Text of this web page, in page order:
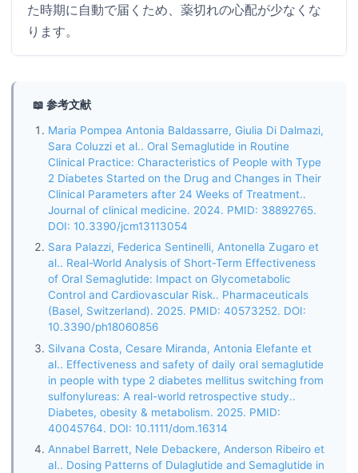
た時期に自動で届くため、薬切れの心配が少なくな
ります。
📖 参考文献
Maria Pompea Antonia Baldassarre, Giulia Di Dalmazi,
Sara Coluzzi et al.. Oral Semaglutide in Routine
Clinical Practice: Characteristics of People with Type
2 Diabetes Started on the Drug and Changes in Their
Clinical Parameters after 24 Weeks of Treatment..
Journal of clinical medicine. 2024. PMID: 38892765.
DOI: 10.3390/jcm13113054
Sara Palazzi, Federica Sentinelli, Antonella Zugaro et
al.. Real-World Analysis of Short-Term Effectiveness
of Oral Semaglutide: Impact on Glycometabolic
Control and Cardiovascular Risk.. Pharmaceuticals
(Basel, Switzerland). 2025. PMID: 40573252. DOI:
10.3390/ph18060856
Silvana Costa, Cesare Miranda, Antonia Elefante et
al.. Effectiveness and safety of daily oral semaglutide
in people with type 2 diabetes mellitus switching from
sulfonylureas: A real-world retrospective study..
Diabetes, obesity & metabolism. 2025. PMID:
40045764. DOI: 10.1111/dom.16314
Annabel Barrett, Nele Debackere, Anderson Ribeiro et
al.. Dosing Patterns of Dulaglutide and Semaglutide in